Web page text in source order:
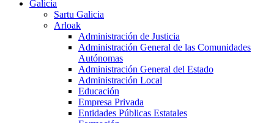
Galicia
Sartu Galicia
Arloak
Administración de Justicia
Administración General de las Comunidades
Autónomas
Administración General del Estado
Administración Local
Educación
Empresa Privada
Entidades Públicas Estatales